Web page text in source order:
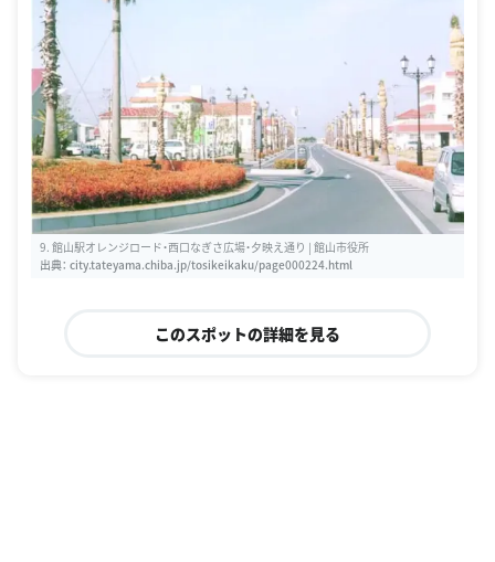
9. 館山駅オレンジロード・西口なぎさ広場・夕映え通り | 館山市役所
出典： city.tateyama.chiba.jp/tosikeikaku/page000224.html
このスポットの詳細を見る